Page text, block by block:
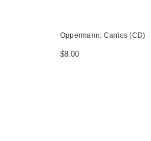
Oppermann: Cantos (CD)
$8.00